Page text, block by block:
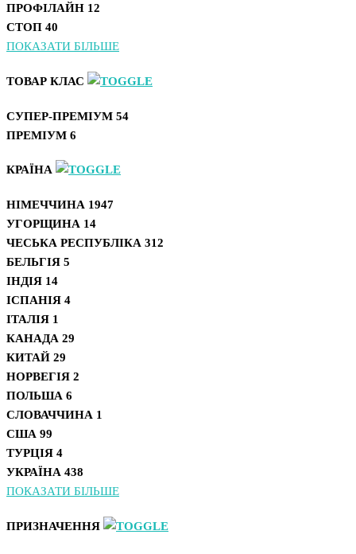
ПРОФІЛАЙН 12
СТОП 40
ПОКАЗАТИ БІЛЬШЕ
ТОВАР КЛАС
СУПЕР-ПРЕМІУМ 54
ПРЕМІУМ 6
КРАЇНА
НІМЕЧЧИНА 1947
УГОРЩИНА 14
ЧЕСЬКА РЕСПУБЛІКА 312
БЕЛЬГІЯ 5
ІНДІЯ 14
ІСПАНІЯ 4
ІТАЛІЯ 1
КАНАДА 29
КИТАЙ 29
НОРВЕГІЯ 2
ПОЛЬША 6
СЛОВАЧЧИНА 1
США 99
ТУРЦІЯ 4
УКРАЇНА 438
ПОКАЗАТИ БІЛЬШЕ
ПРИЗНАЧЕННЯ